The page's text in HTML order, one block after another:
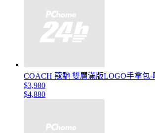
COACH 蔻馳 雙層滿版LOGO手拿包-
$3,980
$4,880